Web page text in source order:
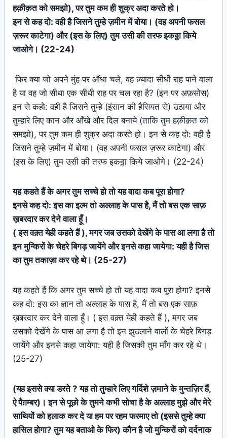
हक़ीक़त को समझो), पर तुम कम ही शुक्र अदा करते हो।
इन से कह दो: वही है जिसने तुम्हे ज़मीन में बोया। (वह अपनी फसल
ज़रूर काटेगा) और (इस के लिए) तुम उसी की तरफ इकठ्ठा किये
जाओगे। (22-24)
फिर क्या जो अपने मुंह पर औंधा चले, वह ज़्यादा सीधी राह पाने वाला
है या वह जो सीधा एक सीधी राह पर चल रहा है? (इन पर अफ़सोस)
इन से कहो: वही है जिसने तुम्हे (इंसान की हैसियत से) उठाया और
तुम्हारे लिए कान और आँखे और दिल बनाये (ताकि तुम हक़ीक़त को
समझो), पर तुम कम ही शुक्र अदा करते हो। इन से कह दो: वही है
जिसने तुम्हे ज़मीन में बोया। (वह अपनी फसल ज़रूर काटेगा) और
(इस के लिए) तुम उसी की तरफ इकठ्ठा किये जाओगे। (22-24)
यह कहते हैं के अगर तुम सच्चे हो तो यह वादा कब पूरा होगा?
इनसे कह दो: इस का इल्म तो अल्लाह के पास है, मैं तो बस एक साफ़
ख़बरदार कर देने वाला हूँ।
( इस वक़्त येही कहते हैं ), मगर जब उसको देखेंगे के पास आ लगा है तो
इन मुन्किरों के चेहरे बिगड़ जायेंगे और इनसे कहा जायेगा: यही है जिस
का तुम तकाज़ा कर रहे थे। (25-27)
यह कहते हैं कि अगर तुम सच्चे हो तो यह वादा कब पूरा होगा? इनसे
कह दो: इस का ज्ञान तो अल्लाह के पास है, मैं तो बस एक साफ़
ख़बरदार कर देने वाला हूँ। ( इस वक़्त येही कहते हैं ), मगर जब
उसको देखेंगे के पास आ लगा है तो इन झुठलाने वालों के चेहरे बिगड़
जायेंगे और इनसे कहा जायेगा: यही है जिसकी तुम माँग कर रहे थे।
(25-27)
(यह इससे क्या डरते ? यह तो तुम्हारे लिए गर्दिशे ज़माने के मुन्तज़िर हैं,
ऐ पैग़म्बर)। इन से पूछो के तुमने कभी सोचा है के अल्लाह मुझे और मेरे
साथियों को हलाक कर दे या हम पर रहम फरमाए तो (इससे तुम्हे क्या
हासिल होगा? तुम यह बताओ के फिर) कौन है जो मुन्किरों को दर्दनाक